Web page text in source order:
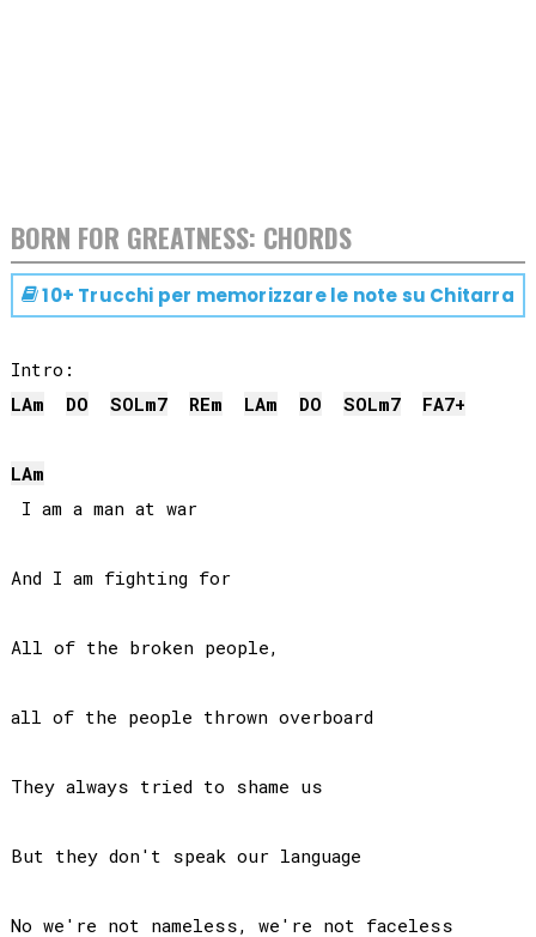
BORN FOR GREATNESS: CHORDS
10+ Trucchi per memorizzare le note su Chitarra
LAm DO SOLm7 REm LAm DO SOLm7 FA7+
LAm
I am a man at war
And I am fighting for
All of the broken people,
all of the people thrown overboard
They always tried to shame us
But they don't speak our language
No we're not nameless, we're not faceless